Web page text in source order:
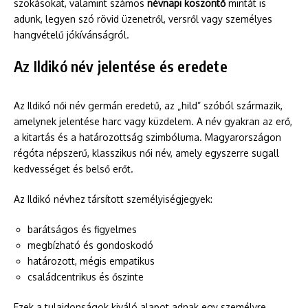
szokásokat, valamint számos névnapi köszöntőmintát is
adunk, legyen szó rövid üzenetről, versről vagy személyes
hangvételű jókívánságról.
Az Ildikó név jelentése és eredete
Az Ildikó női név germán eredetű, az „hild” szóból származik,
amelynek jelentése harc vagy küzdelem. A név gyakran az erő,
a kitartás és a határozottság szimbóluma. Magyarországon
régóta népszerű, klasszikus női név, amely egyszerre sugall
kedvességet és belső erőt.
Az Ildikó névhez társított személyiségjegyek:
barátságos és figyelmes
megbízható és gondoskodó
határozott, mégis empatikus
családcentrikus és őszinte